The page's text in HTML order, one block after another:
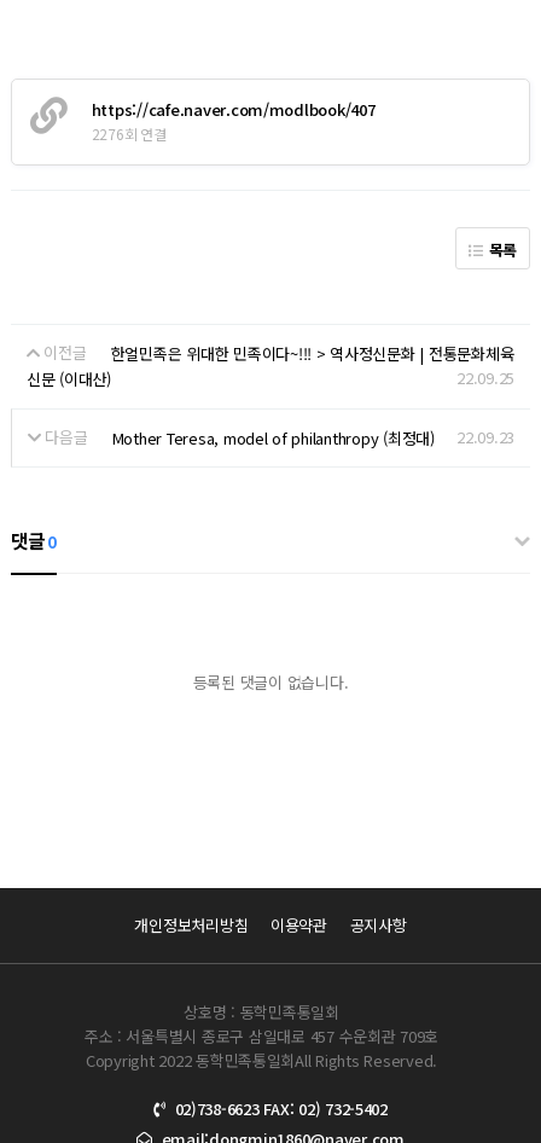
https://cafe.naver.com/modlbook/407
2276회 연결
목록
이전글
한얼민족은 위대한 민족이다~!!! > 역사정신문화 | 전통문화체육
신문 (이대산)
22.09.25
다음글 Mother Teresa, model of philanthropy (최정대) 22.09.23
댓글0
등록된 댓글이 없습니다.
개인정보처리방침 이용약관 공지사항
상호명 : 동학민족통일회
주소 : 서울특별시 종로구 삼일대로 457 수운회관 709호
Copyright 2022 동학민족통일회All Rights Reserved.
02)738-6623 FAX: 02) 732-5402